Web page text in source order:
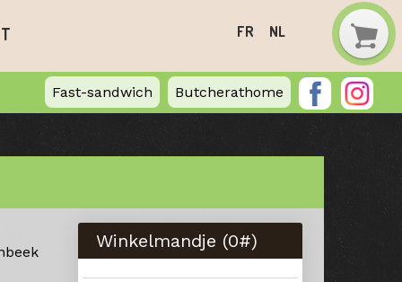
FR NL
Fast-sandwich Butcherathome
Winkelmandje (0#)